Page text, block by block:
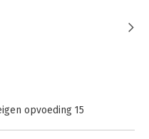
opvoeding 15